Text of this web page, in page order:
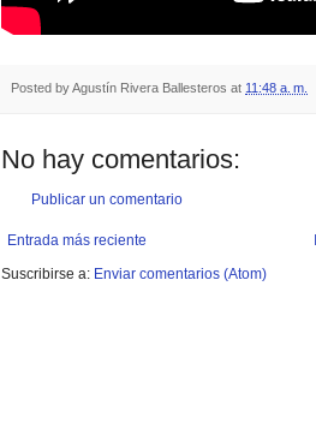
Posted byAgustín Rivera Ballesteros at 11:48 a. m.
No hay comentarios:
Publicar un comentario
Entrada más reciente
Suscribirse a: Enviar comentarios (Atom)